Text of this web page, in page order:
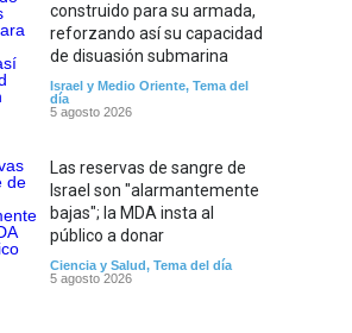
construido para su armada,
reforzando así su capacidad
de disuasión submarina
Israel y Medio Oriente, Tema del
día
5 agosto 2026
Las reservas de sangre de
Israel son "alarmantemente
bajas"; la MDA insta al
público a donar
Ciencia y Salud, Tema del día
5 agosto 2026